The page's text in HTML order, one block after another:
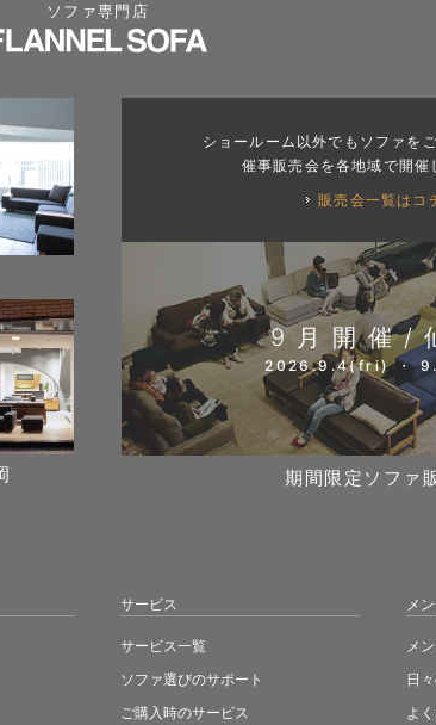
ソファ専門店
ショールーム以外でもソファを
催事販売会を各地域で開催
販売会一覧はコ
9月開催/
2026.9.4(fri) ・
期間限定ソファ
サービス
サービス一覧
ソファ選びのサポート
ご購入時のサービス
メ
メ
日
よ